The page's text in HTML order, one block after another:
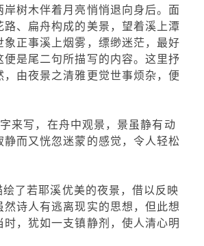
岸树木伴着月亮悄悄退向身后。面
路、扁舟构成的美景，望着溪上潭
象正事溪上烟雾，缥缈迷茫，最好
便是尾二句所描写的内容。这里抒
，由夜景之清雅更觉世事烦杂，便
来写，在舟中观景，景虽静有动
静而又恍忽迷蒙的感觉，令人轻松
了若耶溪优美的夜景，借以反映
然诗人有逃离现实的思想，但此想
时，犹如一支镇静剂，使人清心明